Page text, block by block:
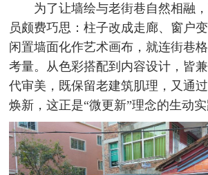
为了让墙绘与老街巷自然相融
员颇费巧思：柱子改成走廊、窗户
闲置墙面化作艺术画布，就连街巷
考量。从色彩搭配到内容设计，皆
代审美，既保留老建筑肌理，又通
焕新，这正是“微更新”理念的生动实